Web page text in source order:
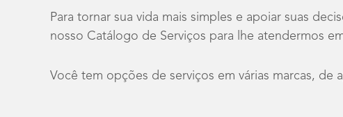
Para tornar sua vida mais simples e apoiar suas
nosso Catálogo de Serviços para lhe atendermos
Você tem opções de serviços em várias marcas, de